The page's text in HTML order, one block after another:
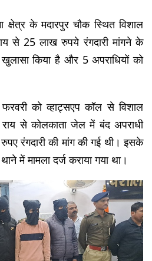
के मदारपुर चौक स्थित विशाल
से 25 लाख रुपये रंगदारी मांगने के
किया है और 5 अपराधियों को
को व्हाट्सएप कॉल से विशाल
से कोलकाता जेल में बंद अपराधी
रंगदारी की मांग की गई थी। इसके
में मामला दर्ज कराया गया था।